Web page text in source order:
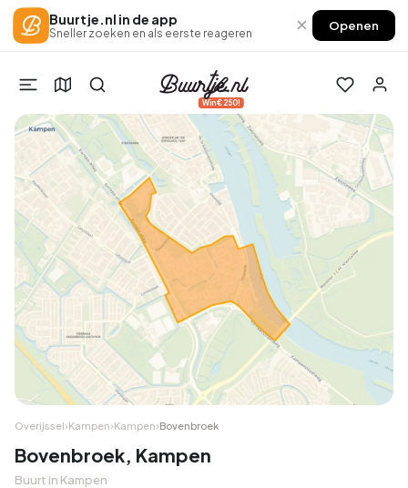
Buurtje.nl in de app
Sneller zoeken en als eerste reageren × Openen
Win €250!
Overijssel›Kampen›Kampen›Bovenbroek
Bovenbroek, Kampen
Buurt in Kampen